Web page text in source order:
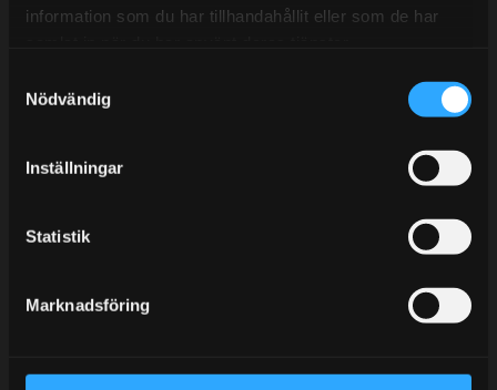
information som du har tillhandahållit eller som de har
Nödvändig
Inställningar
Statistik
Marknadsföring
KUNSKAPSCENTER
KUNDTJÄNST